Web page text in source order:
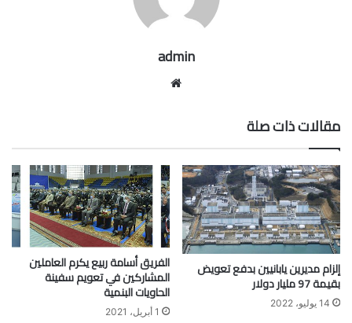
admin
مقالات ذات صلة
إلزام مديرين يابانيين بدفع تعويض
بقيمة 97 مليار دولار
14 يوليو، 2022
الفريق أسامة ربيع يكرم العاملين
المشاركين في تعويم سفينة
الحاويات البنمية
1 أبريل، 2021